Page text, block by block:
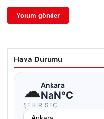
Hava Durumu
☁Ankara
NaN°C
ŞEHIR SEÇ